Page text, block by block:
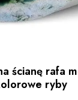
ścianę rafa
ryby